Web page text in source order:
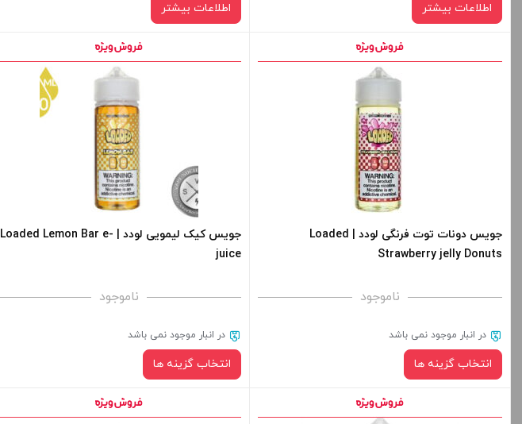
اطلاعات بیشتر اطلاعات بیشتر
جویس دونات توت فرنگی لودد | Loaded
Strawberry jelly Donuts
ناموجود
در انبار موجود نمی باشد
انتخاب گزینه ها
جویس کیک لیمویی لودد | Loaded Lemon Bar e-
juice
ناموجود
در انبار موجود نمی باشد
انتخاب گزینه ها